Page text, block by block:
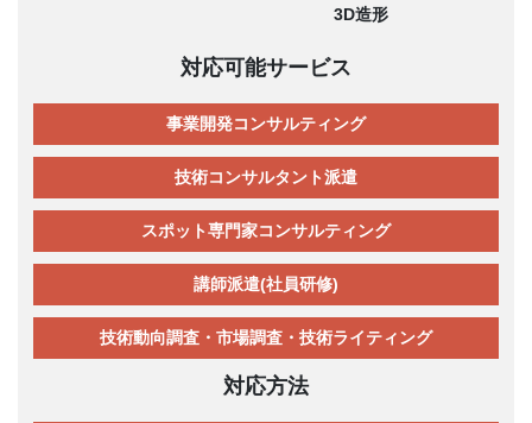
3D造形
対応可能サービス
事業開発コンサルティング
技術コンサルタント派遣
スポット専門家コンサルティング
講師派遣(社員研修)
技術動向調査・市場調査・技術ライティング
対応方法